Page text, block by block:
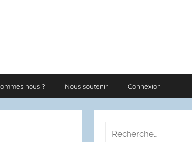
nous ? Nous soutenir Connexion
Recherche